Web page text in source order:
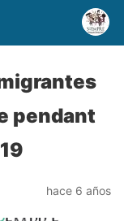
pendant
hace 6 años